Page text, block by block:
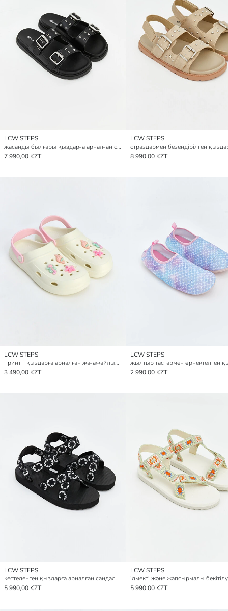
LCW STEPS
жасанды былғары қыздарға арналған слайдерлер
7 990,00 KZT
LCW STEPS
8 990,00 KZT
LCW STEPS
принтті қыздарға арналған жағажайлық сандалдар
3 490,00 KZT
LCW STEPS
2 990,00 KZT
LCW STEPS
кестеленген қыздарға арналған сандалдар
5 990,00 KZT
LCW STEPS
5 990,00 KZT